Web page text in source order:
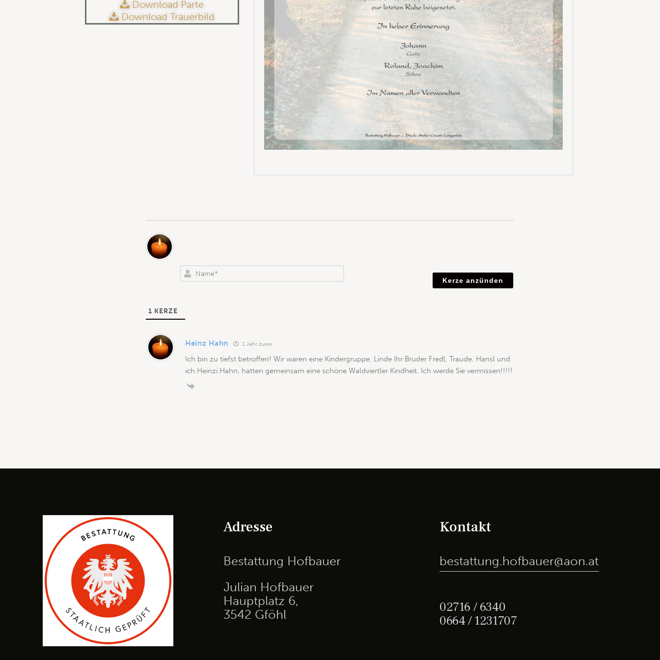
Download Parte
Download Trauerbild
a
1 KERZE
Heinz Hahn 1 Jahr zuvor
Ich bin zu tiefst betroffen! Wir waren eine Kindergruppe. Linde Ihr Bruder Fredl, Traude, Hansl und
ich Heinzi Hahn, hatten gemeinsam eine schöne Waldviertler Kindheit. Ich werde Sie vermissen!!!!!
Adresse
Bestattung Hofbauer
Julian Hofbauer
Hauptplatz 6,
3542 Gföhl
Kontakt
bestattung.hofbauer@aon.at
02716 / 6340
0664 / 1231707